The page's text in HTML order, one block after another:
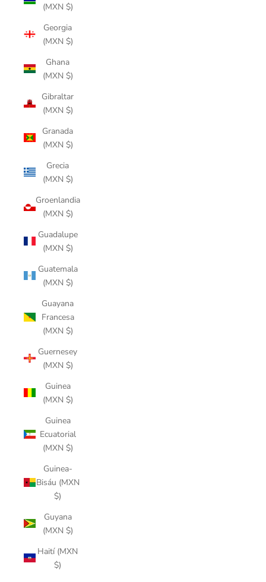
(MXN $)
Georgia
(MXN $)
Ghana
(MXN $)
Gibraltar
(MXN $)
Granada
(MXN $)
Grecia
(MXN $)
Groenlandia
(MXN $)
Guadalupe
(MXN $)
Guatemala
(MXN $)
Guayana
Francesa
(MXN $)
Guernesey
(MXN $)
Guinea
(MXN $)
Guinea
Ecuatorial
(MXN $)
Guinea-
Bisáu (MXN
$)
Guyana
(MXN $)
Haití (MXN
$)